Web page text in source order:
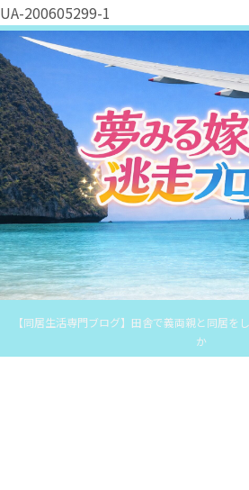
UA-200605299-1
【同居生活専門ブログ】田舎で義両親と同居を
か